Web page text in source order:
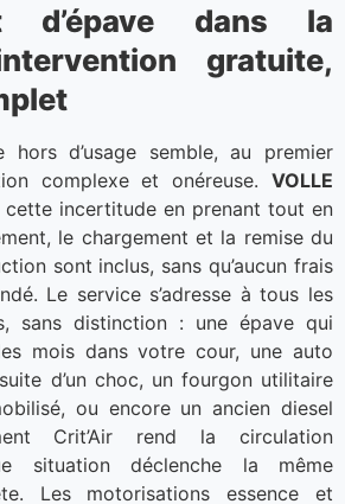
d’épave dans la
gratuite,
hors d’usage semble, au premier
complexe et onéreuse. VOLLE
cette incertitude en prenant tout en
le chargement et la remise du
sont inclus, sans qu’aucun frais
Le service s’adresse à tous les
sans distinction : une épave qui
mois dans votre cour, une auto
d’un choc, un fourgon utilitaire
ou encore un ancien diesel
Crit’Air rend la circulation
situation déclenche la même
Les motorisations essence et